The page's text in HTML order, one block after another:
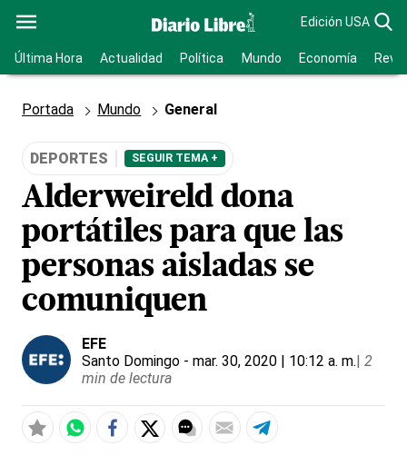
Edición USA
Última Hora Actualidad Política Mundo Economía
Portada Mundo General
DEPORTES SEGUIR TEMA +
Alderweireld dona
portátiles para que las
personas aisladas se
comuniquen
EFE
Santo Domingo - mar. 30, 2020 | 10:12 a. m.| 2
min de lectura